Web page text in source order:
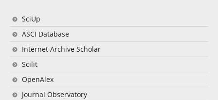
SciUp
ASCI Database
Internet Archive Scholar
Scilit
OpenAlex
Journal Observatory